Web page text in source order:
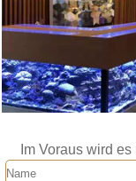
Im Voraus wird